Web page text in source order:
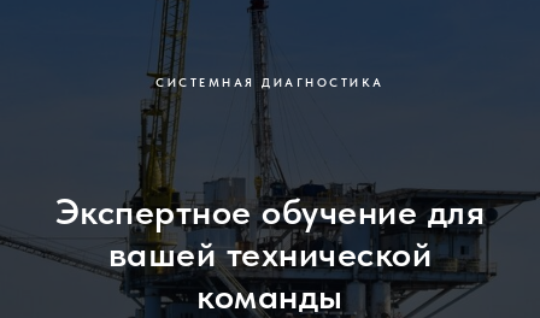
СИСТЕМНАЯ ДИАГНОСТИКА
Экспертное обучение для
вашей технической
команды